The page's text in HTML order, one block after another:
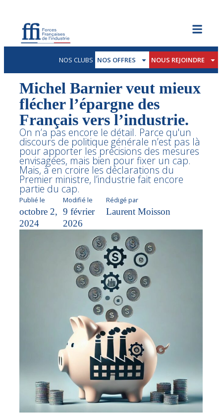
NOS CLUBS NOS OFFRES NOUS REJOINDRE
Michel Barnier veut mieux
flécher l’épargne des
Français vers l’industrie.
On n’a pas encore le détail. Parce qu'un
discours de politique générale n’est pas là
pour apporter les précisions des mesures
envisagées, mais bien pour fixer un cap.
Mais, à en croire les déclarations du
Premier ministre, l’industrie fait encore
partie du cap.
Publié le
octobre 2,
2024
Modifié le
9 février
2026
Rédigé par
Laurent Moisson